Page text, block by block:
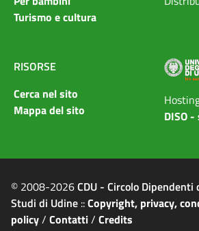
Turismo e cultura
RISORSE
Cerca nel sito
Mappa del sito
DISO
© 2008-2026CDU - Circolo
Studi di Udine ::Copyright, privacy,
policy/ Contatti/ Credits